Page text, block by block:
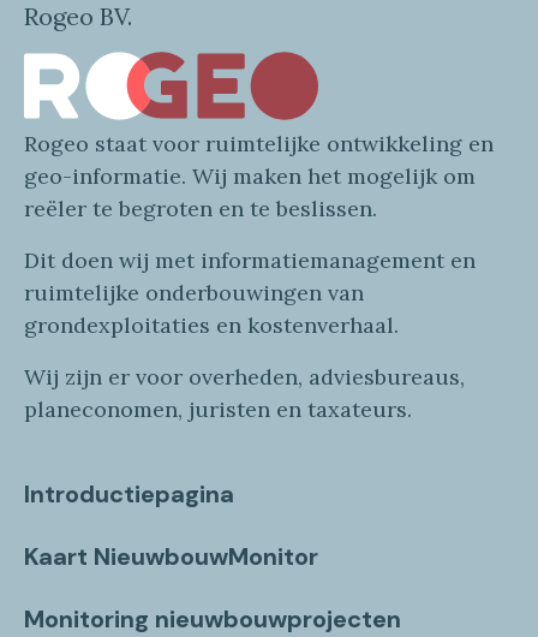
Rogeo BV.
Rogeo staat voor ruimtelijke ontwikkeling en
geo-informatie. Wij maken het mogelijk om
reëler te begroten en te beslissen.
Dit doen wij met informatiemanagement en
ruimtelijke onderbouwingen van
grondexploitaties en kostenverhaal.
Wij zijn er voor overheden, adviesbureaus,
planeconomen, juristen en taxateurs.
Introductiepagina
Kaart NieuwbouwMonitor
Monitoring nieuwbouwprojecten